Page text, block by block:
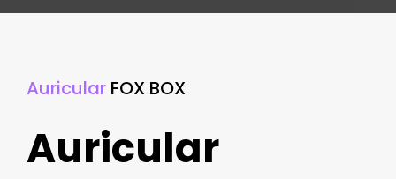
Auricular FOX BOX
Auricular